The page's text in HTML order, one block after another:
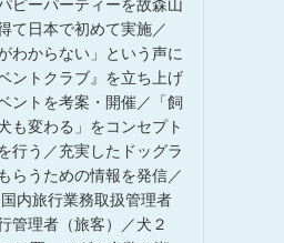
て日本で初めて実施／
わからない」という声に
ントクラブ』を立ち上げ
ントを考案・開催／「飼
も変わる」をコンセプト
行う／充実したドッグラ
らうための情報を発信／
内旅行業務取扱管理者
管理者（旅客）／犬２